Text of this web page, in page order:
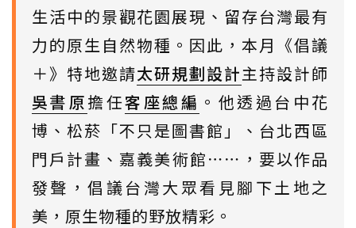
生活中的景觀花園展現、留存台灣最有
力的原生自然物種。因此，本月《倡議
＋》特地邀請太研規劃設計主持設計師
吳書原擔任客座總編 。他透過台中花
博、松菸「不只是圖書館」、台北西區
門戶計畫、嘉義美術館⋯⋯，要以作品
發聲，倡議台灣大眾看見腳下土地之
美，原生物種的野放精彩。